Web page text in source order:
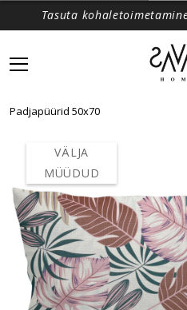
Tasuta
Padjapüürid 50x70
VÄLJA
MÜÜDUD